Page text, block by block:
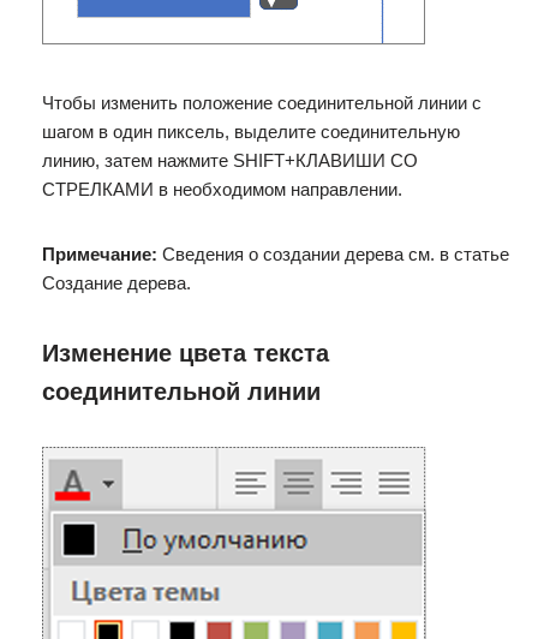
Чтобы изменить положение соединительной линии с
шагом в один пиксель, выделите соединительную
линию, затем нажмите SHIFT+КЛАВИШИ СО
СТРЕЛКАМИ в необходимом направлении.
Примечание: Сведения о создании дерева см. в статье
Создание дерева.
Изменение цвета текста
соединительной линии